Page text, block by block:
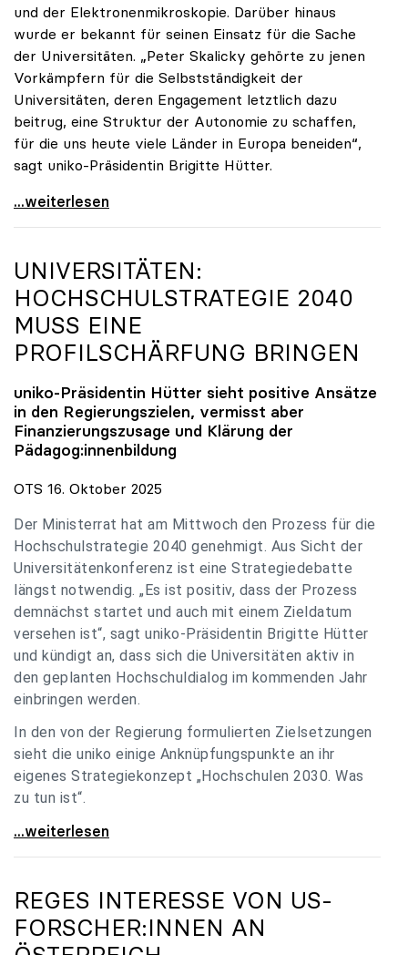
und der Elektronenmikroskopie. Darüber hinaus
wurde er bekannt für seinen Einsatz für die Sache
der Universitäten. „Peter Skalicky gehörte zu jenen
Vorkämpfern für die Selbstständigkeit der
Universitäten, deren Engagement letztlich dazu
beitrug, eine Struktur der Autonomie zu schaffen,
für die uns heute viele Länder in Europa beneiden“,
sagt uniko-Präsidentin Brigitte Hütter.
uniko trauert um ehemaligen Präsidenten Peter
...weiterlesen
UNIVERSITÄTEN:
HOCHSCHULSTRATEGIE 2040
MUSS EINE
PROFILSCHÄRFUNG BRINGEN
uniko-Präsidentin Hütter sieht positive Ansätze
in den Regierungszielen, vermisst aber
Finanzierungszusage und Klärung der
Pädagog:innenbildung
OTS 16. Oktober 2025
Der Ministerrat hat am Mittwoch den Prozess für die
Hochschulstrategie 2040 genehmigt. Aus Sicht der
Universitätenkonferenz ist eine Strategiedebatte
längst notwendig. „Es ist positiv, dass der Prozess
demnächst startet und auch mit einem Zieldatum
versehen ist“, sagt uniko-Präsidentin Brigitte Hütter
und kündigt an, dass sich die Universitäten aktiv in
den geplanten Hochschuldialog im kommenden Jahr
einbringen werden.
In den von der Regierung formulierten Zielsetzungen
sieht die uniko einige Anknüpfungspunkte an ihr
eigenes Strategiekonzept „Hochschulen 2030. Was
zu tun ist“.
Universitäten: Hochschulstrategie 2040 muss eine
...weiterlesen
REGES INTERESSE VON US-
FORSCHER:INNEN AN